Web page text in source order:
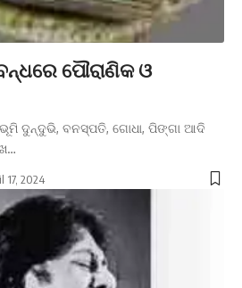
ପୌରାଣିକ ଓ
ଦୁନ୍ଦୁଭି, ବନସ୍ପତି, ଗୋଧା, ପିଙ୍ଗା ଆଦି
17, 2024